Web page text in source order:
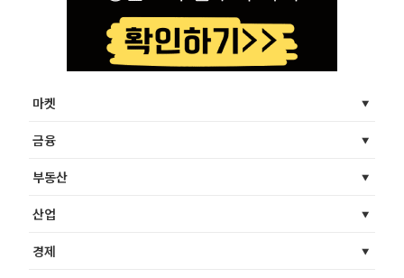
마켓
금융
부동산
산업
경제